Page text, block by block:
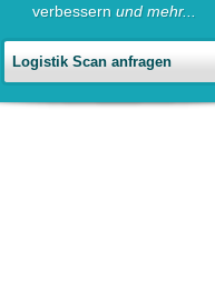
query.inc
query.inc
verbessern und mehr...
Logistik Scan anfragen